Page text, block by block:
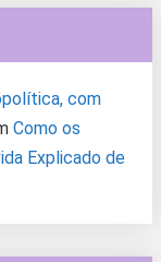
com
Como os
Explicado de